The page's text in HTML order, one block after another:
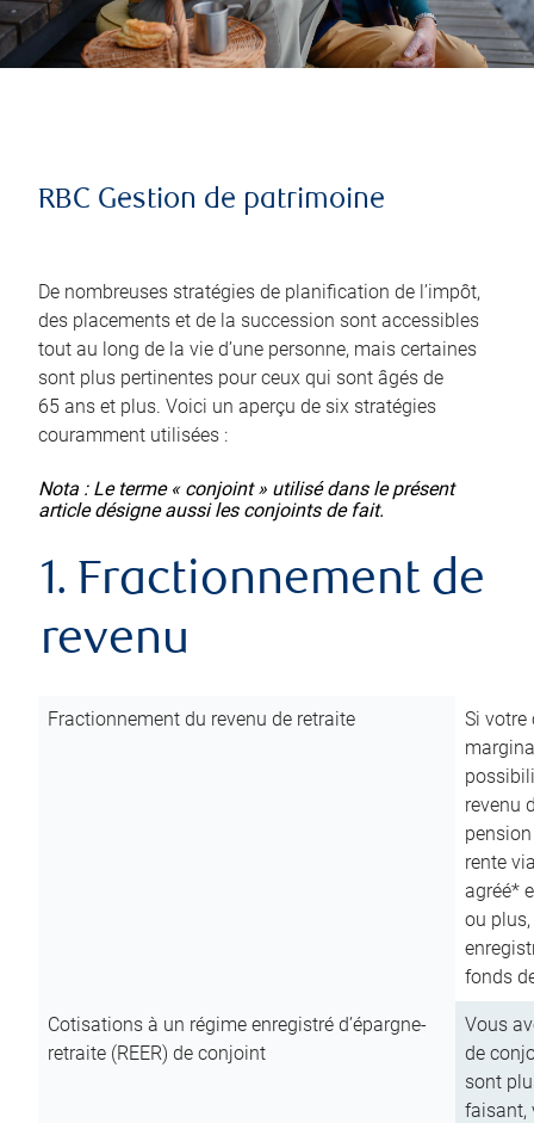
RBC Gestion de patrimoine
De nombreuses stratégies de planification de l’impôt,
des placements et de la succession sont accessibles
tout au long de la vie d’une personne, mais certaines
sont plus pertinentes pour ceux qui sont âgés de
65 ans et plus. Voici un aperçu de six stratégies
couramment utilisées :
Nota : Le terme « conjoint » utilisé dans le présent
article désigne aussi les conjoints de fait.
1. Fractionnement de
revenu
Fractionnement du revenu de retraite
Si votre
revenu
rente
agréé*
ou
fonds
Cotisations à un régime enregistré d’épargne-
retraite (REER) de conjoint
Vous
de
sont
faisant,